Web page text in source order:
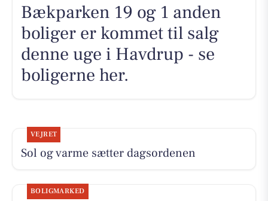
Bækparken 19 og 1 anden
boliger er kommet til salg
denne uge i Havdrup - se
boligerne her.
VEJRET
Sol og varme sætter dagsordenen
BOLIGMARKED